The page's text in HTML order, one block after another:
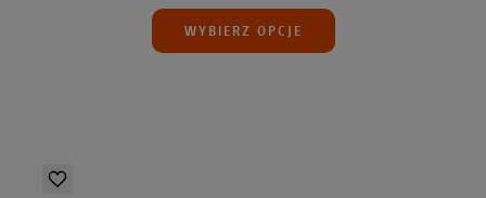
WYBIERZ OPCJE